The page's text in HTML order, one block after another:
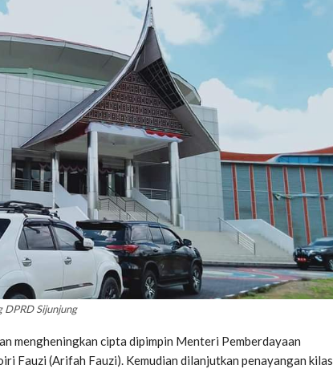
DPRD Sijunjung
mengheningkan cipta dipimpin Menteri Pemberdayaan
Fauzi (Arifah Fauzi). Kemudian dilanjutkan penayangan kilas